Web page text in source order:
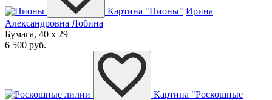
Картина "Пионы" Ирина
Александровна Лобина
Бумага, 40 x 29
6 500 руб.
Картина "Роскошные